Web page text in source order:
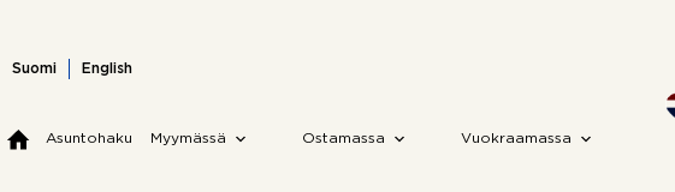
content
Suomi English
Asuntohaku Myymässä Ostamassa Vuokraamassa